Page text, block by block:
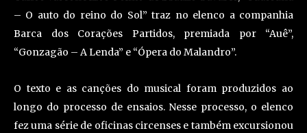
– O auto do reino do Sol” traz no elenco a companhia
Barca dos Corações Partidos, premiada por “Auê”,
“Gonzagão – A Lenda” e “Ópera do Malandro”.
O texto e as canções do musical foram produzidos ao
longo do processo de ensaios. Nesse processo, o elenco
fez uma série de oficinas circenses e também excursionou